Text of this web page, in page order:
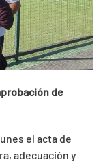
de
el acta de
adecuación y